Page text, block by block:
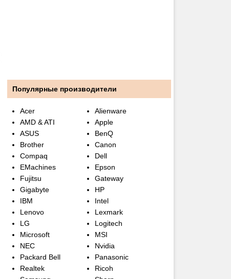
Популярные производители
Acer
Alienware
AMD & ATI
Apple
ASUS
BenQ
Brother
Canon
Compaq
Dell
EMachines
Epson
Fujitsu
Gateway
Gigabyte
HP
IBM
Intel
Lenovo
Lexmark
LG
Logitech
Microsoft
MSI
NEC
Nvidia
Packard Bell
Panasonic
Realtek
Ricoh